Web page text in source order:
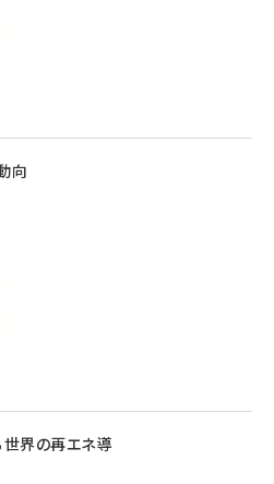
向
世界の再エネ導